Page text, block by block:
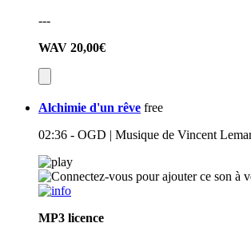
---
WAV 20,00€
Alchimie d'un rêve free
02:36 - OGD | Musique de Vincent
MP3 licence